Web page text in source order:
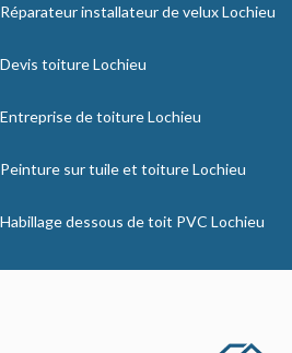
Réparateur installateur de velux Lochieu
Devis toiture Lochieu
Entreprise de toiture Lochieu
Peinture sur tuile et toiture Lochieu
Habillage dessous de toit PVC Lochieu